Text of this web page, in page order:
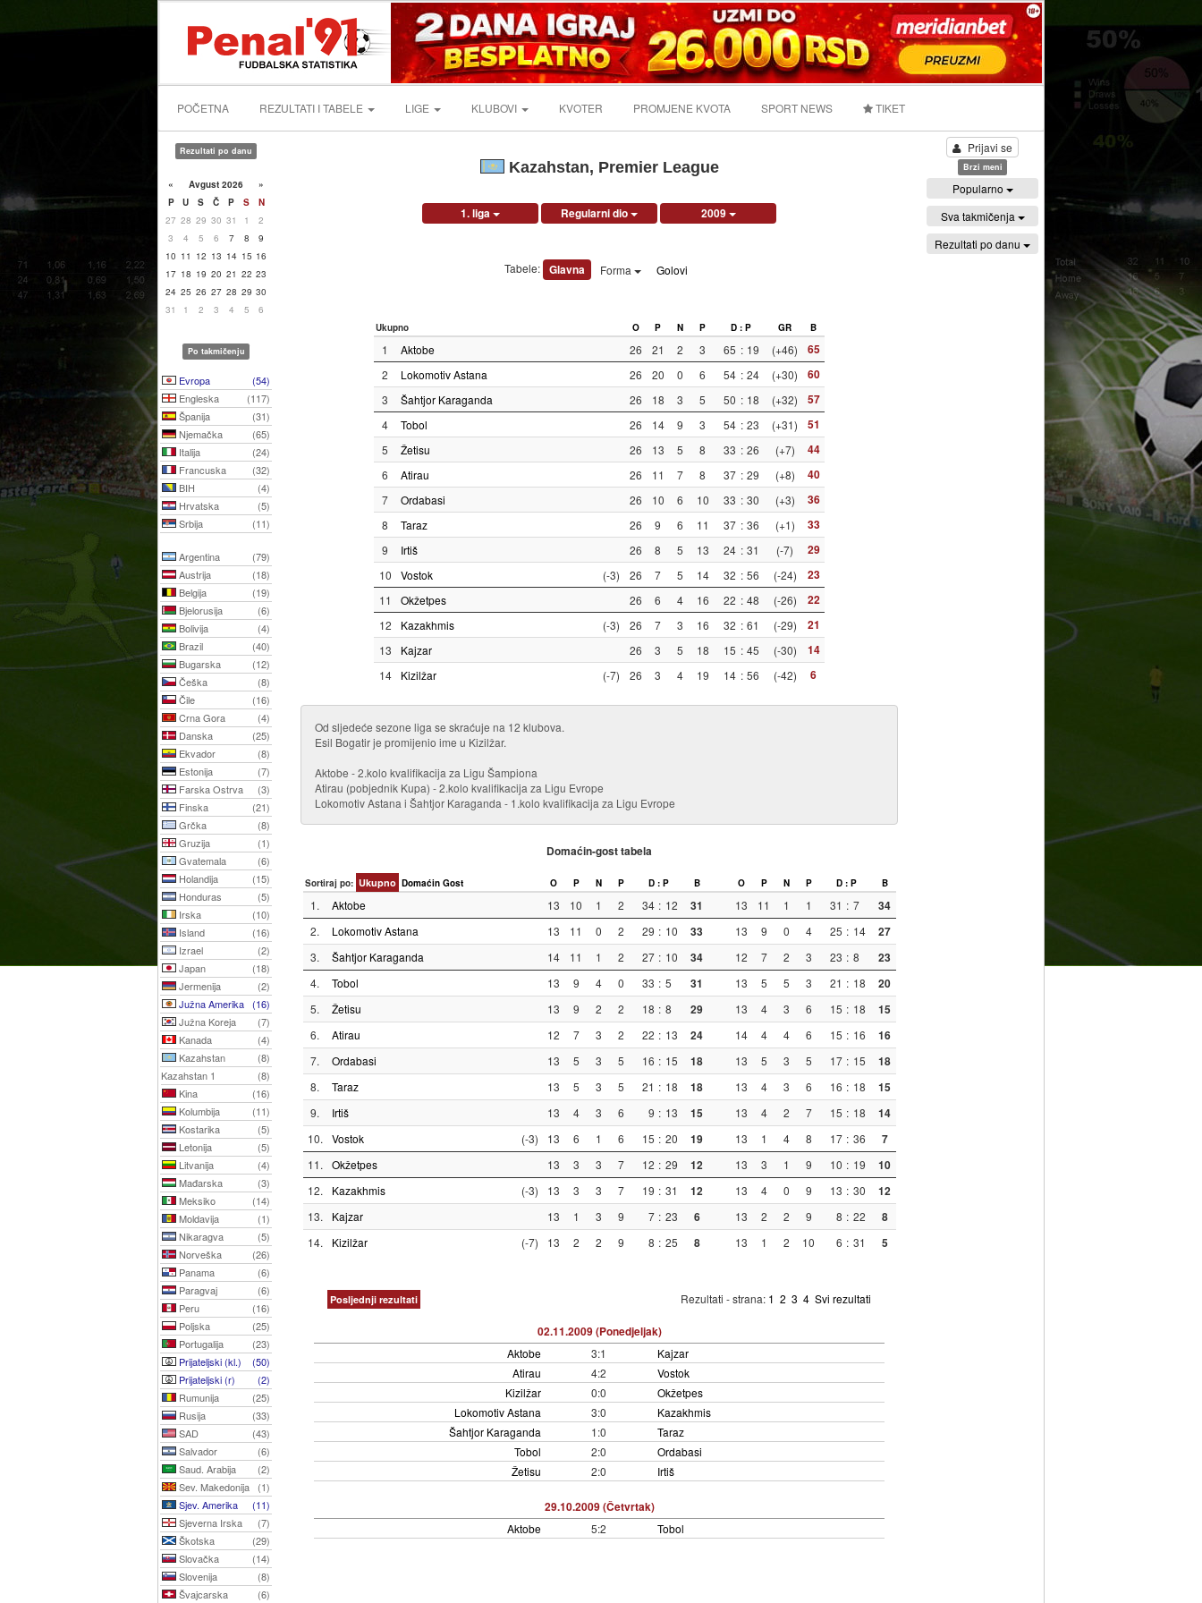
POČETNA REZULTATI I TABELE LIGE KLUBOVI KVOTER PROMJENE KVOTA SPORT NEWS TIKET
Rezultati po danu
« Avgust 2026
»
P
U S Č P S
N
27 28 29 30 31 1
2
3
4 5 6 7 8
9
10 11 12 13 14 15 16
17 18 19 20 21 22 23
24 25 26 27 28 29 30
31
1 2 3 4 5 6
Po takmičenju
Evropa
(54)
Engleska
(117)
Španija
(31)
Njemačka
(65)
Italija
(24)
Francuska
(32)
BIH
(4)
Hrvatska
(5)
Srbija
(11)
Argentina
(79)
Austrija
(18)
Belgija
(19)
Bjelorusija
(6)
Bolivija
(4)
Brazil
(40)
Bugarska
(12)
Češka
(8)
Čile
(16)
Crna Gora
(4)
Danska
(25)
Ekvador
(8)
Estonija
(7)
Farska Ostrva
(3)
Finska
(21)
Grčka
(8)
Gruzija
(1)
Gvatemala
(6)
Holandija
(15)
Honduras
(5)
Irska
(10)
Island
(16)
Izrael
(2)
Japan
(18)
Jermenija
(2)
Južna Amerika (16)
Južna Koreja
(7)
Kanada
(4)
Kazahstan
(8)
Kazahstan 1
(8)
Kina
(16)
Kolumbija
(11)
Kostarika
(5)
Letonija
(5)
Litvanija
(4)
Mađarska
(3)
Meksiko
(14)
Moldavija
(1)
Nikaragva
(5)
Norveška
(26)
Panama
(6)
Paragvaj
(6)
Peru
(16)
Poljska
(25)
Portugalija
(23)
Prijateljski (kl.)
(50)
Prijateljski (r)
(2)
Rumunija
(25)
Rusija
(33)
SAD
(43)
Salvador
(6)
Saud. Arabija
(2)
Sev. Makedonija
(1)
Sjev. Amerika
(11)
Sjeverna Irska
(7)
Škotska
(29)
Slovačka
(14)
Slovenija
(8)
Švajcarska
(6)
Kazahstan, Premier League
1. liga Regularni dio 2009
Tabele: Glavna Forma Golovi
Ukupno O P N P D : P GR B
1 Aktobe 26 21 2 3 65 : 19 (+46) 65
2 Lokomotiv Astana 26 20 0 6 54 : 24 (+30) 60
3 Šahtjor Karaganda 26 18 3 5 50 : 18 (+32) 57
4 Tobol 26 14 9 3 54 : 23 (+31) 51
5 Žetisu 26 13 5 8 33 : 26 (+7) 44
6 Atirau 26 11 7 8 37 : 29 (+8) 40
7 Ordabasi 26 10 6 10 33 : 30 (+3) 36
8 Taraz 26 9 6 11 37 : 36 (+1) 33
9 Irtiš 26 8 5 13 24 : 31 (-7) 29
10 Vostok (-3) 26 7 5 14 32 : 56 (-24) 23
11 Okžetpes 26 6 4 16 22 : 48 (-26) 22
12 Kazakhmis (-3) 26 7 3 16 32 : 61 (-29) 21
13 Kajzar 26 3 5 18 15 : 45 (-30) 14
14 Kizilžar (-7) 26 3 4 19 14 : 56 (-42) 6
Od sljedeće sezone liga se skraćuje na 12 klubova.
Esil Bogatir je promijenio ime u Kizilžar.
Aktobe - 2.kolo kvalifikacija za Ligu Šampiona
Atirau (pobjednik Kupa) - 2.kolo kvalifikacija za Ligu Evrope
Lokomotiv Astana i Šahtjor Karaganda - 1.kolo kvalifikacija za Ligu Evrope
Domaćin-gost tabela
Sortiraj po: Ukupno Domaćin Gost O P N P D : P B O P N P D : P B
1. Aktobe 13 10 1 2 34 : 12 31 13 11 1 1 31 : 7 34
2. Lokomotiv Astana 13 11 0 2 29 : 10 33 13 9 0 4 25 : 14 27
3. Šahtjor Karaganda 14 11 1 2 27 : 10 34 12 7 2 3 23 : 8 23
4. Tobol 13 9 4 0 33 : 5 31 13 5 5 3 21 : 18 20
5. Žetisu 13 9 2 2 18 : 8 29 13 4 3 6 15 : 18 15
6. Atirau 12 7 3 2 22 : 13 24 14 4 4 6 15 : 16 16
7. Ordabasi 13 5 3 5 16 : 15 18 13 5 3 5 17 : 15 18
8. Taraz 13 5 3 5 21 : 18 18 13 4 3 6 16 : 18 15
9. Irtiš 13 4 3 6 9 : 13 15 13 4 2 7 15 : 18 14
10. Vostok (-3) 13 6 1 6 15 : 20 19 13 1 4 8 17 : 36 7
11. Okžetpes 13 3 3 7 12 : 29 12 13 3 1 9 10 : 19 10
12. Kazakhmis (-3) 13 3 3 7 19 : 31 12 13 4 0 9 13 : 30 12
13. Kajzar 13 1 3 9 7 : 23 6 13 2 2 9 8 : 22 8
14. Kizilžar (-7) 13 2 2 9 8 : 25 8 13 1 2 10 6 : 31 5
Posljednji rezultati Rezultati - strana: 1 2 3 4 Svi rezultati
02.11.2009 (Ponedjeljak)
Aktobe 3:1
Kajzar
Atirau
4:2
Vostok
Kizilžar
0:0
Okžetpes
Lokomotiv Astana
3:0
Kazakhmis
Šahtjor Karaganda
1:0
Taraz
Tobol
2:0
Ordabasi
Žetisu
2:0 Irtiš
29.10.2009 (Četvrtak)
Aktobe 5:2 Tobol
Prijavi se
Brzi meni
Popularno
Sva takmičenja
Rezultati po danu